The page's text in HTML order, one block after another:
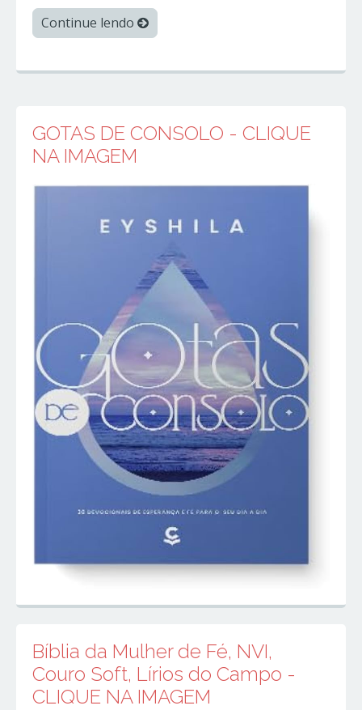
Continue lendo
GOTAS DE CONSOLO - CLIQUE
NA IMAGEM
Bíblia da Mulher de Fé, NVI,
Couro Soft, Lírios do Campo -
CLIQUE NA IMAGEM